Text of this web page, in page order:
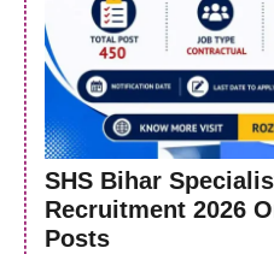
SHS Bihar
Recruitment 2026
Posts